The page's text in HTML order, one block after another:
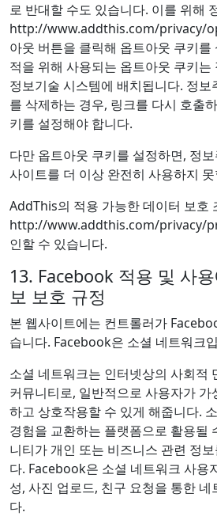
로 반대할 수도 있습니다. 이를 위해
http://www.addthis.com/privacy/
아웃 버튼을 클릭해 옵트아웃 쿠키를
적을 위해 사용되는 옵트아웃 쿠키
정보기술 시스템에 배치됩니다. 정보
를 삭제하는 경우, 링크를 다시 호출
키를 설정해야 합니다.
다만 옵트아웃 쿠키를 설정하면, 정
사이트를 더 이상 완전히 사용하지
AddThis의 적용 가능한 데이터 보호
http://www.addthis.com/privacy/
인할 수 있습니다.
13. Facebook 적용 및 사
보 보호 규정
본 웹사이트에는 컨트롤러가
습니다. Facebook은 소셜 네트워크
소셜 네트워크는 인터넷상의 사회적
커뮤니티로, 일반적으로 사용자가 가
하고 상호작용할 수 있게 해줍니다.
경험을 교환하는 플랫폼으로 활용될
니티가 개인 또는 비즈니스 관련 정
다. Facebook은 소셜 네트워크 사용
성, 사진 업로드, 친구 요청을 통한
다.